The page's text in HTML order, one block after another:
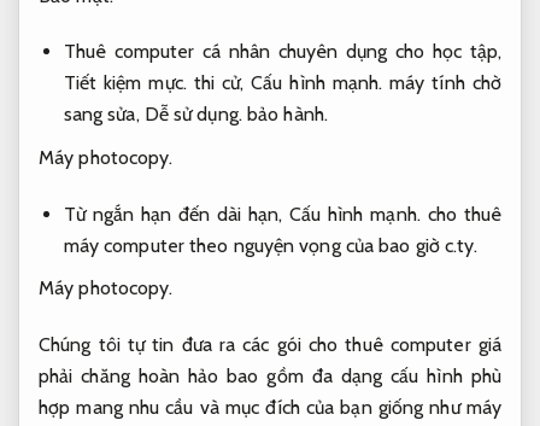
Thuê computer cá nhân chuyên dụng cho học tập,
Tiết kiệm mực.thi cử,Cấu hình mạnh. máy tính chờ
sang sửa, Dễ sử dụng.bảo hành.
Máy photocopy.
Từ ngắn hạn đến dài hạn,Cấu hình mạnh. cho thuê
máy computer theo nguyện vọng của bao giờ c.ty.
Máy photocopy.
Chúng tôi tự tin đưa ra các gói cho thuê computer giá
phải chăng hoàn hảo bao gồm đa dạng cấu hình phù
hợp mang nhu cầu và mục đích của bạn giống như máy